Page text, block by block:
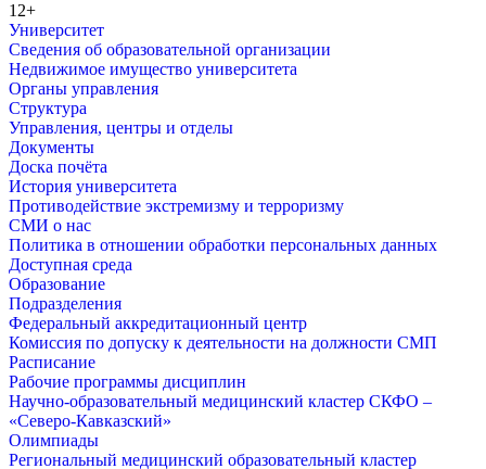
12+
Университет
Сведения об образовательной организации
Недвижимое имущество университета
Органы управления
Структура
Управления, центры и отделы
Документы
Доска почёта
История университета
Противодействие экстремизму и терроризму
СМИ о нас
Политика в отношении обработки персональных данных
Доступная среда
Образование
Подразделения
Федеральный аккредитационный центр
Комиссия по допуску к деятельности на должности СМП
Расписание
Рабочие программы дисциплин
Научно-образовательный медицинский кластер СКФО –
«Северо-Кавказский»
Олимпиады
Региональный медицинский образовательный кластер